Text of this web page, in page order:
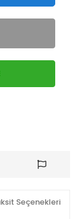
Seçenekleri